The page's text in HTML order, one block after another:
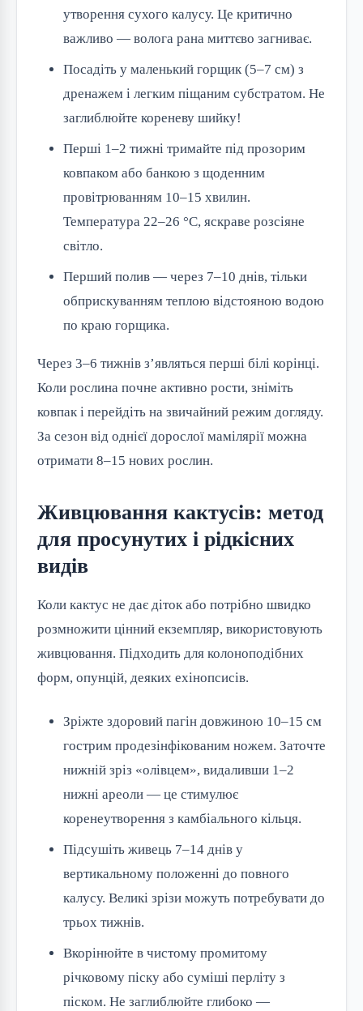
утворення сухого калусу. Це критично
важливо — волога рана миттєво загниває.
Посадіть у маленький горщик (5–7 см) з
дренажем і легким піщаним субстратом. Не
заглиблюйте кореневу шийку!
Перші 1–2 тижні тримайте під прозорим
ковпаком або банкою з щоденним
провітрюванням 10–15 хвилин.
Температура 22–26 °C, яскраве розсіяне
світло.
Перший полив — через 7–10 днів, тільки
обприскуванням теплою відстояною водою
по краю горщика.
Через 3–6 тижнів з’являться перші білі корінці.
Коли рослина почне активно рости, зніміть
ковпак і перейдіть на звичайний режим догляду.
За сезон від однієї дорослої мамілярії можна
отримати 8–15 нових рослин.
Живцювання кактусів: метод
для просунутих і рідкісних
видів
Коли кактус не дає діток або потрібно швидко
розмножити цінний екземпляр, використовують
живцювання. Підходить для колоноподібних
форм, опунцій, деяких ехінопсисів.
Зріжте здоровий пагін довжиною 10–15 см
гострим продезінфікованим ножем. Заточте
нижній зріз «олівцем», видаливши 1–2
нижні ареоли — це стимулює
коренеутворення з камбіального кільця.
Підсушіть живець 7–14 днів у
вертикальному положенні до повного
калусу. Великі зрізи можуть потребувати до
трьох тижнів.
Вкорінюйте в чистому промитому
річковому піску або суміші перліту з
піском. Не заглиблюйте глибоко —